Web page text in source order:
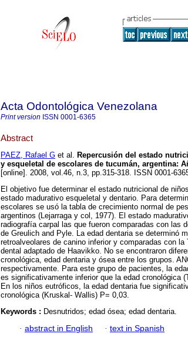
Acta Odontológica Venezolana
Print version ISSN 0001-6365
Abstract
PAEZ, Rafael G et al. Repercusión del estado
y esqueletal de escolares de tucumán, argentina:
[online]. 2008, vol.46, n.3, pp.315-318. ISSN 0001-
El objetivo fue determinar el estado nutricional de
estado madurativo esqueletal y dentario. Para
escolares se usó la tabla de crecimiento normal de
argentinos (Lejarraga y col, 1977). El estado
radiografía carpal las que fueron comparadas con las
de Greulich and Pyle. La edad dentaria se determinó
retroalveolares de canino inferior y comparadas con la
dental adaptado de Haavikko. No se encontraron
cronológica, edad dentaria y ósea entre los grupos.
respectivamente. Para este grupo de pacientes, la
es significativamente inferior que la edad cronológica
En los niños eutróficos, la edad dentaria fue
cronológica (Kruskal- Wallis) P= 0,03.
Keywords : Desnutridos; edad ósea; edad dentaria.
· abstract in English · text in Spanish